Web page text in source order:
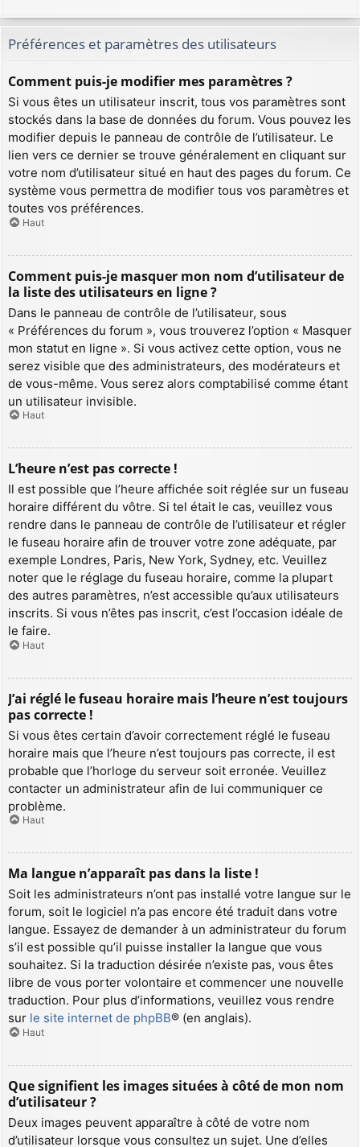
Préférences et paramètres des utilisateurs
Comment puis-je modifier mes paramètres ?
Si vous êtes un utilisateur inscrit, tous vos paramètres sont
stockés dans la base de données du forum. Vous pouvez les
modifier depuis le panneau de contrôle de l’utilisateur. Le
lien vers ce dernier se trouve généralement en cliquant sur
votre nom d’utilisateur situé en haut des pages du forum. Ce
système vous permettra de modifier tous vos paramètres et
toutes vos préférences.
Haut
Comment puis-je masquer mon nom d’utilisateur de
la liste des utilisateurs en ligne ?
Dans le panneau de contrôle de l’utilisateur, sous
« Préférences du forum », vous trouverez l’option « Masquer
mon statut en ligne ». Si vous activez cette option, vous ne
serez visible que des administrateurs, des modérateurs et
de vous-même. Vous serez alors comptabilisé comme étant
un utilisateur invisible.
Haut
L’heure n’est pas correcte !
Il est possible que l’heure affichée soit réglée sur un fuseau
horaire différent du vôtre. Si tel était le cas, veuillez vous
rendre dans le panneau de contrôle de l’utilisateur et régler
le fuseau horaire afin de trouver votre zone adéquate, par
exemple Londres, Paris, New York, Sydney, etc. Veuillez
noter que le réglage du fuseau horaire, comme la plupart
des autres paramètres, n’est accessible qu’aux utilisateurs
inscrits. Si vous n’êtes pas inscrit, c’est l’occasion idéale de
le faire.
Haut
J’ai réglé le fuseau horaire mais l’heure n’est toujours
pas correcte !
Si vous êtes certain d’avoir correctement réglé le fuseau
horaire mais que l’heure n’est toujours pas correcte, il est
probable que l’horloge du serveur soit erronée. Veuillez
contacter un administrateur afin de lui communiquer ce
problème.
Haut
Ma langue n’apparaît pas dans la liste !
Soit les administrateurs n’ont pas installé votre langue sur le
forum, soit le logiciel n’a pas encore été traduit dans votre
langue. Essayez de demander à un administrateur du forum
s’il est possible qu’il puisse installer la langue que vous
souhaitez. Si la traduction désirée n’existe pas, vous êtes
libre de vous porter volontaire et commencer une nouvelle
traduction. Pour plus d’informations, veuillez vous rendre
sur le site internet de phpBB® (en anglais).
Haut
Que signifient les images situées à côté de mon nom
d’utilisateur ?
Deux images peuvent apparaître à côté de votre nom
d’utilisateur lorsque vous consultez un sujet. Une d’elles